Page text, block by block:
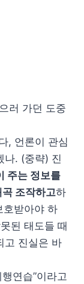
러 가던 도중
, 언론이 관심
나. (중략) 진
주는 정보를
조작하고하
호받아야 하
된 태도들 때
고 진실은 바
연습”이라고